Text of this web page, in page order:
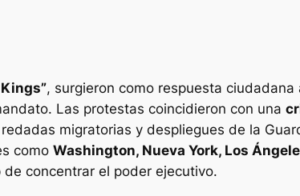
Kings”, surgieron como respuesta ciudadana
Las protestas coincidieron con una
migratorias y despliegues de la
como Washington, Nueva York, Los
concentrar el poder ejecutivo.